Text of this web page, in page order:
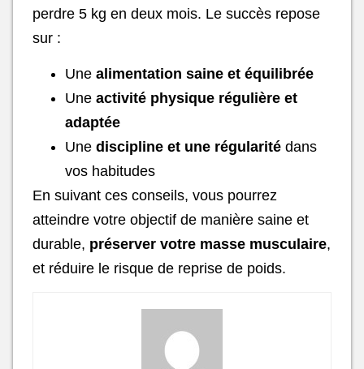
perdre 5 kg en deux mois. Le succès repose
sur :
Une alimentation saine et équilibrée
Une activité physique régulière et
adaptée
Une discipline et une régularité dans
vos habitudes
En suivant ces conseils, vous pourrez
atteindre votre objectif de manière saine et
durable, préserver votre masse musculaire,
et réduire le risque de reprise de poids.